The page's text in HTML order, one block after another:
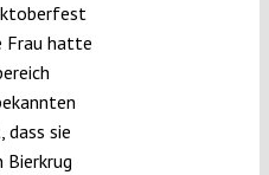
Frau hatte
dass sie
Bierkrug